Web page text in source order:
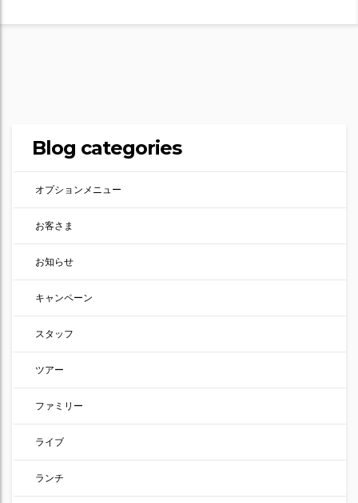
Blog categories
オプションメニュー
お客さま
お知らせ
キャンペーン
スタッフ
ツアー
ファミリー
ライブ
ランチ